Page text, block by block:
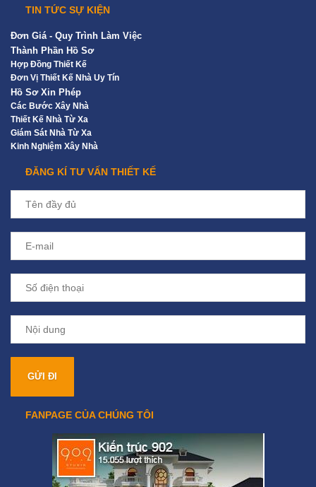
TIN TỨC SỰ KIỆN
Đơn Giá - Quy Trình Làm Việc
Thành Phần Hồ Sơ
Hợp Đồng Thiết Kế
Đơn Vị Thiết Kế Nhà Uy Tín
Hồ Sơ Xin Phép
Các Bước Xây Nhà
Thiết Kế Nhà Từ Xa
Giám Sát Nhà Từ Xa
Kinh Nghiệm Xây Nhà
ĐĂNG KÍ TƯ VẤN THIẾT KẾ
FANPAGE CỦA CHÚNG TÔI